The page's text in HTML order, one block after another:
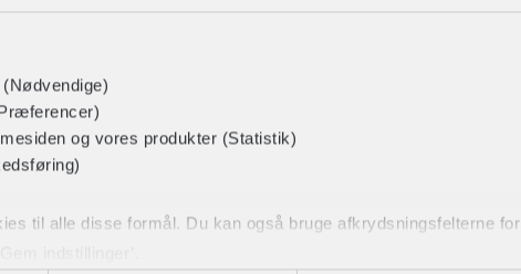
og vores produkter (Statistik)
til alle disse formål. Du kan også bruge afkrydsningsfelterne for
PRODUKTER